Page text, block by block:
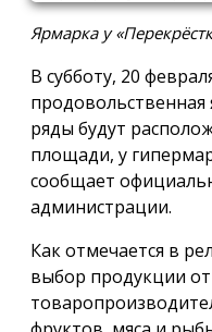
Ярмарка у
В субботу, 20
продовольственная
ряды будут
площади, у
сообщает
администрации.
Как отмечается в
выбор продукции